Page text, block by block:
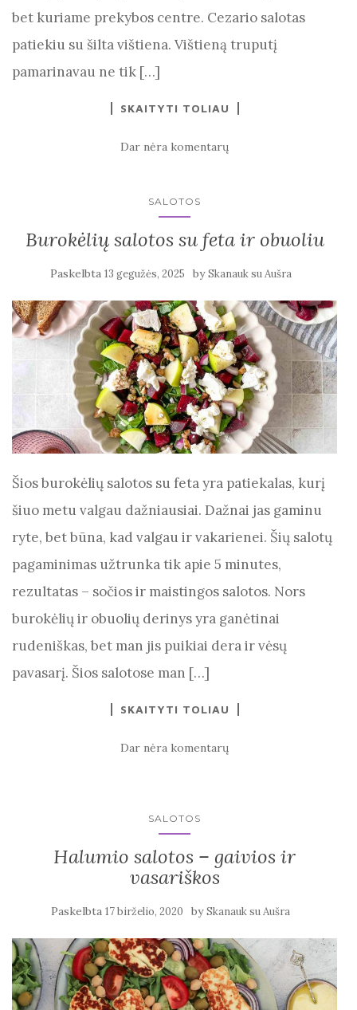
bet kuriame prekybos centre. Cezario salotas
patiekiu su šilta vištiena. Vištieną truputį
pamarinavau ne tik […]
SKAITYTI TOLIAU
Dar nėra komentarų
SALOTOS
Burokėlių salotos su feta ir obuoliu
Paskelbta 13 gegužės, 2025 bySkanauk su Aušra
Šios burokėlių salotos su feta yra patiekalas, kurį
šiuo metu valgau dažniausiai. Dažnai jas gaminu
ryte, bet būna, kad valgau ir vakarienei. Šių salotų
pagaminimas užtrunka tik apie 5 minutes,
rezultatas – sočios ir maistingos salotos. Nors
burokėlių ir obuolių derinys yra ganėtinai
rudeniškas, bet man jis puikiai dera ir vėsų
pavasarį. Šios salotose man […]
SKAITYTI TOLIAU
Dar nėra komentarų
SALOTOS
Halumio salotos – gaivios ir
vasariškos
Paskelbta 17 birželio, 2020 bySkanauk su Aušra